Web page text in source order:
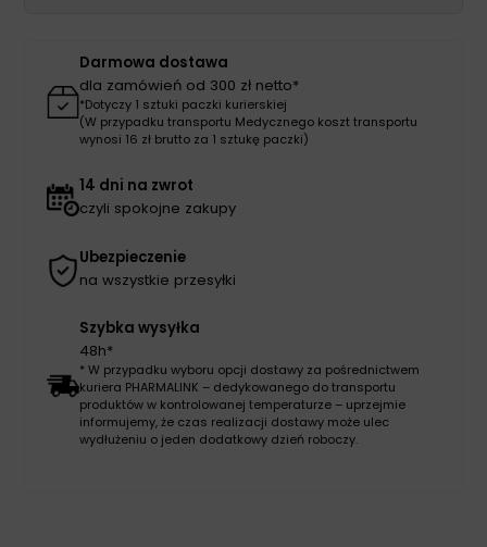
Darmowa dostawa
dla zamówień od 300 zł netto*
*Dotyczy 1 sztuki paczki kurierskiej
(W przypadku transportu Medycznego koszt transportu
wynosi 16 zł brutto za 1 sztukę paczki)
14 dni na zwrot
czyli spokojne zakupy
Ubezpieczenie
na wszystkie przesyłki
Szybka wysyłka
48h*
* W przypadku wyboru opcji dostawy za pośrednictwem
kuriera PHARMALINK – dedykowanego do transportu
produktów w kontrolowanej temperaturze – uprzejmie
informujemy, że czas realizacji dostawy może ulec
wydłużeniu o jeden dodatkowy dzień roboczy.